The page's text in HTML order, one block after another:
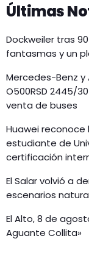
Últimas
Dockweiler tras
fantasmas y un
Mercedes-Benz y
O500RSD 2445/
venta de buses
Huawei
estudiante de
certificación
El Salar volvió a
escenarios
El Alto, 8 de
Aguante Collita»